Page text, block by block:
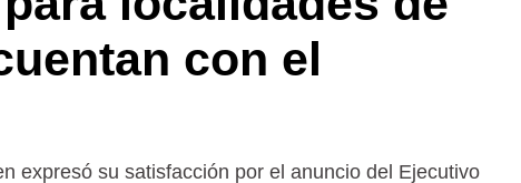
con el
expresó su satisfacción por el anuncio del Ejecutivo